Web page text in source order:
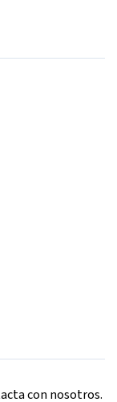
con nosotros.